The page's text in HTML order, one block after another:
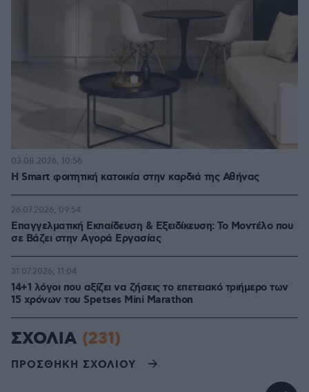
Η Smart φοιτητική κατοικία στην καρδιά της Αθήνας
03.08.2026, 10:56
Επαγγελματική Εκπαίδευση & Εξειδίκευση: Το Mοντέλο που
σε Bάζει στην Aγορά Eργασίας
26.07.2026, 09:54
14+1 λόγοι που αξίζει να ζήσεις το επετειακό τριήμερο των
15 χρόνων του Spetses Mini Marathon
31.07.2026, 11:04
ΣΧΟΛΙΑ (231)
ΠΡΟΣΘΗΚΗ ΣΧΟΛΙΟΥ